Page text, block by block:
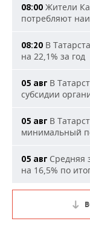
08:00 Жители
потребляют
08:20 В
на 22,1% за год
05 авг В
субсидии
05 авг В
минимальный
05 авг Средняя
на 16,5% по